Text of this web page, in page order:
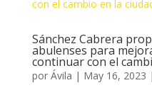
Sánchez Cabrera
abulenses para
continuar con el
por Ávila | May 16, 2023 |